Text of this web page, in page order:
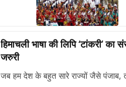
हिमाचली भाषा की लिपि ‘टांकरी’ का संरक्षण
जरुरी
जब हम देश के बहुत सारे राज्यों जैसे पंजाब,